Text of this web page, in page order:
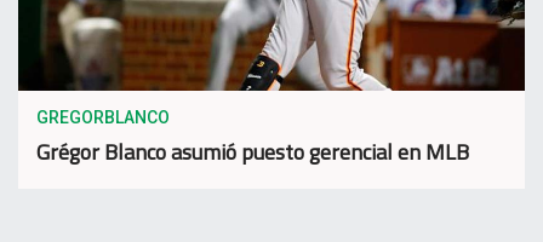
GREGORBLANCO
Grégor Blanco asumió puesto gerencial en MLB